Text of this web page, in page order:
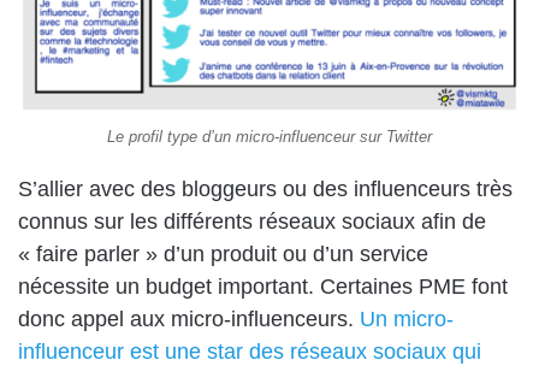
Le profil type d’un micro-influenceur sur Twitter
S’allier avec des bloggeurs ou des influenceurs très
connus sur les différents réseaux sociaux afin de
« faire parler » d’un produit ou d’un service
nécessite un budget important. Certaines PME font
donc appel aux micro-influenceurs. Un micro-
influenceur est une star des réseaux sociaux qui